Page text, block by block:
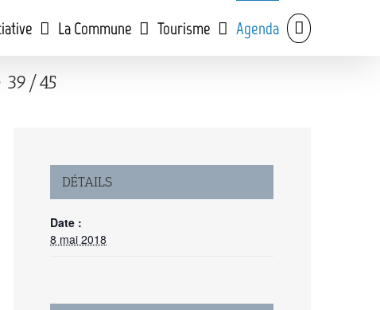
La Commune Tourisme Agenda
39/45
DÉTAILS
Date :
8 mai 2018